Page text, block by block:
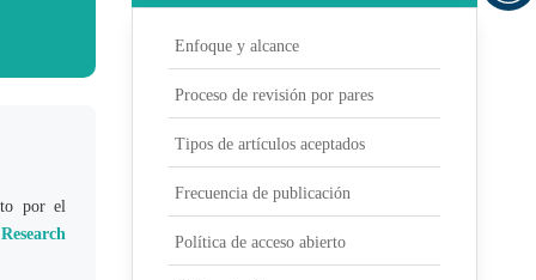
por el
Enfoque y alcance
Proceso de revisión por pares
Tipos de artículos aceptados
Frecuencia de publicación
Política de acceso abierto